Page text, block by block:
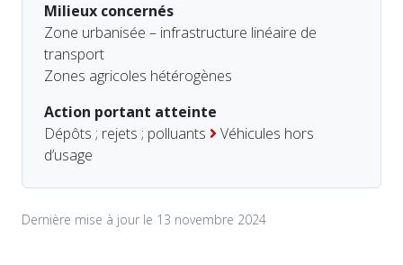
Milieux concernés
Zone urbanisée – infrastructure linéaire de
transport
Zones agricoles hétérogènes
Action portant atteinte
Dépôts ; rejets ; polluants
Véhicules hors
d’usage
Dernière mise à jour le 13 novembre 2024